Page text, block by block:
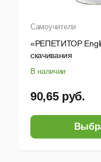
Самоучители
«РЕПЕТИТОР
скачивания
В наличии
90,65 руб.